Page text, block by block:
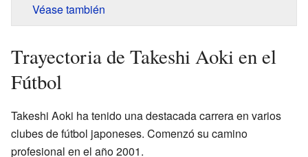
Véase también
Trayectoria de Takeshi Aoki en el
Fútbol
Takeshi Aoki ha tenido una destacada carrera en varios
clubes de fútbol japoneses. Comenzó su camino
profesional en el año 2001.